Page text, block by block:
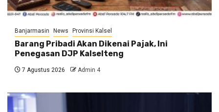
Banjarmasin News Provinsi Kalsel
Barang Pribadi Akan Dikenai Pajak, Ini
Penegasan DJP Kalselteng
7 Agustus 2026 Admin 4